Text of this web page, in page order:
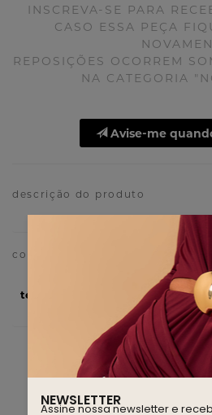
INSCREVA-SE PARA
CASO ESSA PEÇA
REPOSIÇÕES OCORREM
NA CATEGORIA
Avise-me
descrição do produto
tecido 100%
NEWSLETTER
Assine nossa newsletter e